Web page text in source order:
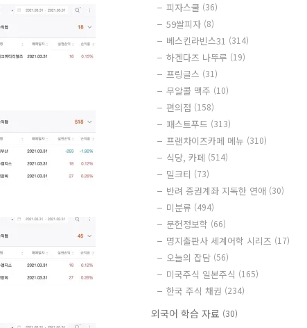
피자스쿨 (36)
59쌀피자 (8)
베스킨라빈스31 (314)
하겐다즈 나뚜루 (19)
프링글스 (31)
무알콜 맥주 (10)
편의점 (158)
패스트푸드 (313)
프랜차이즈카페 메뉴 (310)
식당, 카페 (514)
밀크티 (73)
반려 증권계좌 지독한 연애 (30)
미분류 (494)
문헌정보학 (66)
명지출판사 세계어학 시리즈 (17)
오늘의 잡담 (56)
미국주식 일본주식 (165)
한국 주식 채권 (234)
외국어 학습 자료 (30)